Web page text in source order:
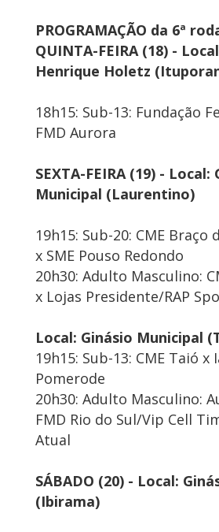
PROGRAMAÇÃO da 6ª
QUINTA-FEIRA (18) -
Henrique Holetz
18h15: Sub-13: Fundação
FMD Aurora
SEXTA-FEIRA (19) - Local:
Municipal (Laurentino)
19h15: Sub-20: CME
x SME Pouso Redondo
20h30: Adulto Masculino:
x Lojas Presidente/RAP
Local: Ginásio Municipal
19h15: Sub-13: CME Taió x
Pomerode
20h30: Adulto Masculino:
FMD Rio do Sul/Vip Cell
Atual
SÁBADO (20) - Local:
(Ibirama)